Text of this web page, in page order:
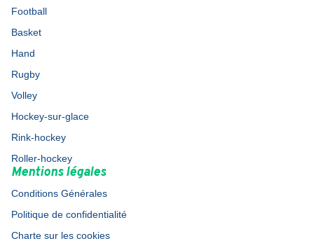
Football
Basket
Hand
Rugby
Volley
Hockey-sur-glace
Rink-hockey
Roller-hockey
Mentions légales
Conditions Générales
Politique de confidentialité
Charte sur les cookies